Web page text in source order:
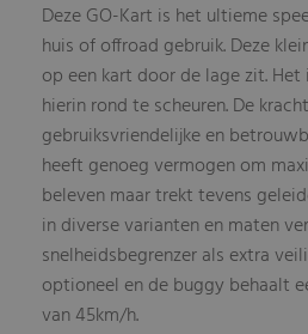
Deze GO-Kart is het ultieme
huis of offroad gebruik. Deze
op een kart door de lage zit.
hierin rond te scheuren. De
gebruiksvriendelijke en
heeft genoeg vermogen om
beleven maar trekt tevens
in diverse varianten en maten
snelheidsbegrenzer als extra
optioneel en de buggy behaalt
van 45km/h.